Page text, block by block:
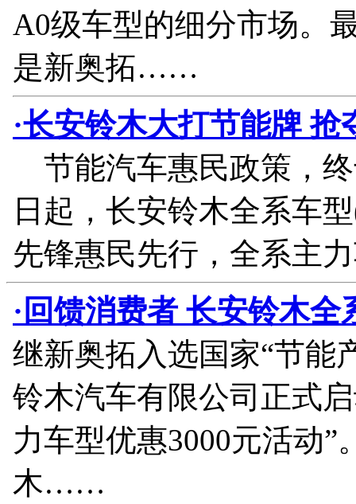
A0级车型的细分市场。
是新奥拓……
·长安铃木大打节能牌
节能汽车惠民政策，
日起，长安铃木全系车
先锋惠民先行，全系主
·回馈消费者 长安铃木全
继新奥拓入选国家“节能
铃木汽车有限公司正式
力车型优惠3000元活动
木……